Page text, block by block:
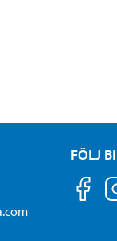
FÖLJ